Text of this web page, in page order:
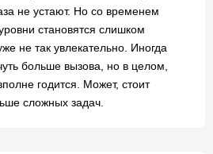
не устают. Но со временем
становятся слишком
не так увлекательно. Иногда
больше вызова, но в целом,
годится. Может, стоит
сложных задач.